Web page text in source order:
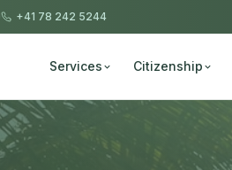
+41 78 242 5244
Services Citizenship